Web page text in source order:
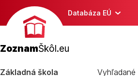
Databáza EÚ
ZoznamŠkôl.eu
Základná škola Vyhľadané